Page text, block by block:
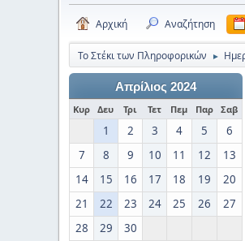
Αρχική Αναζήτηση
Το Στέκι των Πληροφορικών ►
Απρίλιος 2024
Κυρ Δευ Τρι Τετ Πεμ Παρ Σαβ
1 2 3 4 5
6
7
8 9 10 11 12
13
14
15 16 17 18 19
20
21
22 23 24 25 26
27
28
29 30